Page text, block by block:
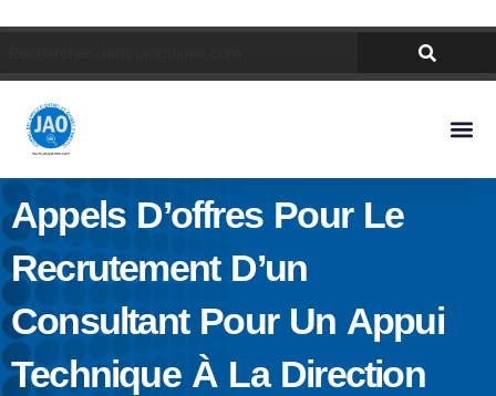
Appels D’offres Pour Le
Recrutement D’un
Consultant Pour Un Appui
Technique À La Direction